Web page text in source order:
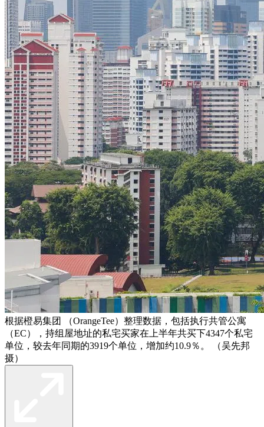
根据橙易集团 （OrangeTee）整理数据，包括执行共管公寓
（EC），持组屋地址的私宅买家在上半年共买下4347个私宅
单位，较去年同期的3919个单位，增加约10.9％。 （吴先邦
摄）